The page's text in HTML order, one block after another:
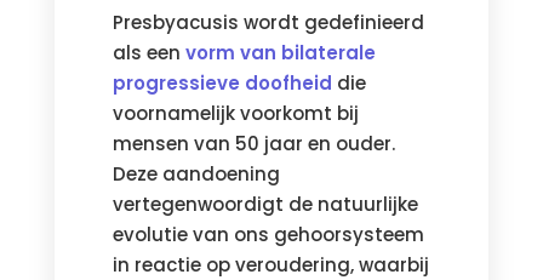
Presbyacusis wordt gedefinieerd
als een vorm van bilaterale
progressieve doofheid die
voornamelijk voorkomt bij
mensen van 50 jaar en ouder.
Deze aandoening
vertegenwoordigt de natuurlijke
evolutie van ons gehoorsysteem
in reactie op veroudering, waarbij